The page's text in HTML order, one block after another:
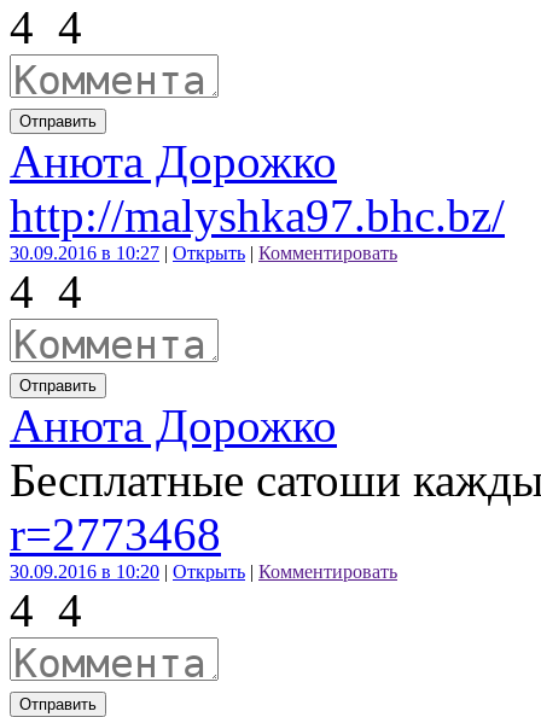
4 4
Отправить
Анюта Дорожко
http://malyshka97.bhc.bz/
30.09.2016 в 10:27 | Открыть | Комментировать
4 4
Отправить
Анюта Дорожко
Бесплатные сатоши
r=2773468
30.09.2016 в 10:20 | Открыть | Комментировать
4 4
Отправить